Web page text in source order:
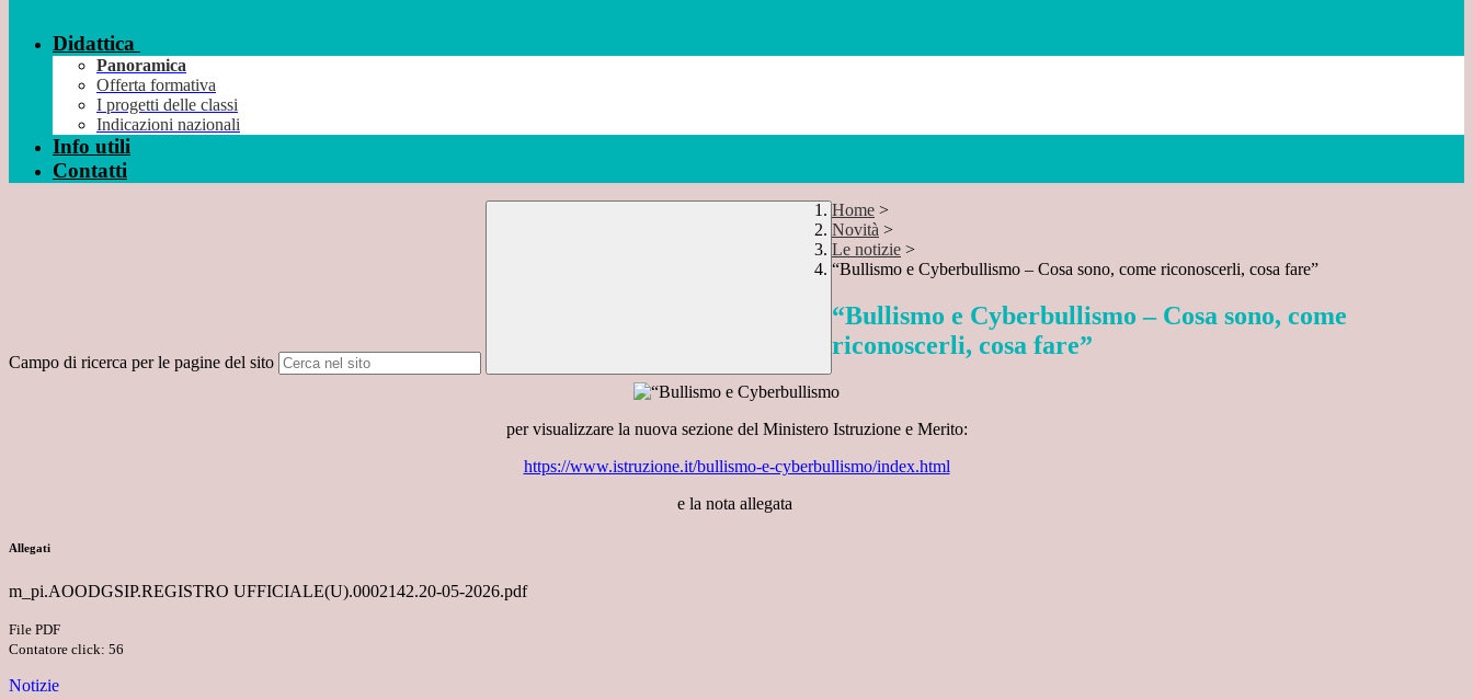
Didattica
Panoramica
Offerta formativa
I progetti delle classi
Indicazioni nazionali
Info utili
Contatti
Campo di ricerca per le pagine del sito
Home >
Novità >
Le notizie >
“Bullismo e Cyberbullismo – Cosa sono, come riconoscerli, cosa fare”
“Bullismo e Cyberbullismo – Cosa sono, come
riconoscerli, cosa fare”
per visualizzare la nuova sezione del Ministero Istruzione e Merito:
https://www.istruzione.it/bullismo-e-cyberbullismo/index.html
e la nota allegata
Allegati
m_pi.AOODGSIP.REGISTRO UFFICIALE(U).0002142.20-05-2026.pdf
File PDF
Contatore click: 56
Notizie